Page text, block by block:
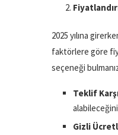
2025 yılına
faktörlere göre
seçeneği
Teklif
Gizli